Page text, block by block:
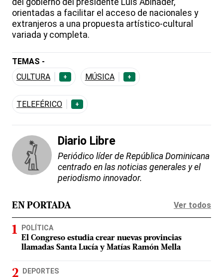
del gobierno del presidente Luis Abinader,
orientadas a facilitar el acceso de nacionales y
extranjeros a una propuesta artístico-cultural
variada y completa.
TEMAS -
CULTURA
+ MÚSICA +
TELEFÉRICO +
Diario Libre
Periódico líder de República Dominicana
centrado en las noticias generales y el
periodismo innovador.
EN PORTADA Ver todos
POLÍTICA
El Congreso estudia crear nuevas provincias
llamadas Santa Lucía y Matías Ramón Mella
DEPORTES